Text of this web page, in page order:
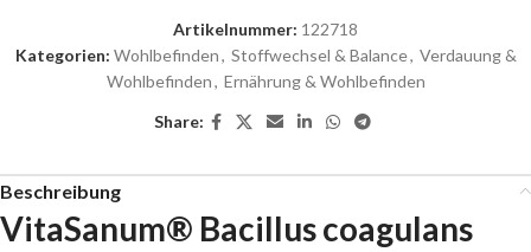
Artikelnummer: 122718
Kategorien: Wohlbefinden, Stoffwechsel & Balance, Verdauung &
Wohlbefinden, Ernährung & Wohlbefinden
Share:
Beschreibung
VitaSanum® Bacillus coagulans